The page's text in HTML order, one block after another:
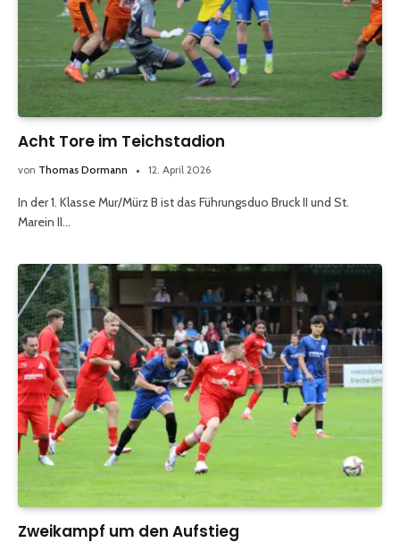
Acht Tore im Teichstadion
von Thomas Dormann 12. April 2026
In der 1. Klasse Mur/Mürz B ist das Führungsduo Bruck II und St.
Marein II…
Zweikampf um den Aufstieg